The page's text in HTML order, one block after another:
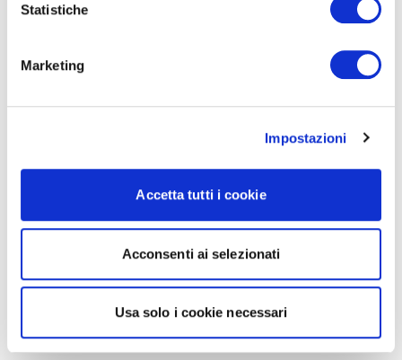
Statistiche
Marketing
Impostazioni
Accetta tutti i cookie
Acconsenti ai selezionati
Usa solo i cookie necessari